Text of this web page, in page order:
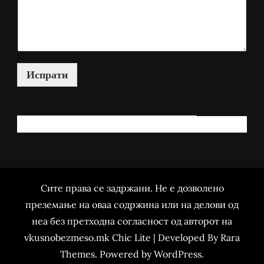
Испрати
Сите права се задржани. Не е дозволено
преземање на оваа содржина или на делови од
неа без претходна согласност од авторот на
vkusnobezmeso.mk Chic Lite | Developed By Rara
Themes. Powered byWordPress.